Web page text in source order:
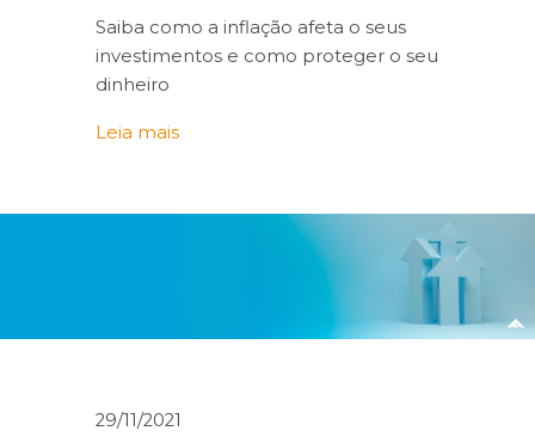
Saiba como a inflação afeta o seus
investimentos e como proteger o seu
dinheiro
Leia mais
29/11/2021